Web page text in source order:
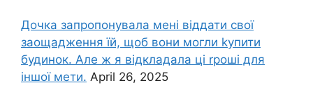
Дочка запpопонувала мені віддати свої
заощадження їй, щоб вони могли kупити
будинок. Але ж я відкладала ці rроші для
іншої мети. April 26, 2025